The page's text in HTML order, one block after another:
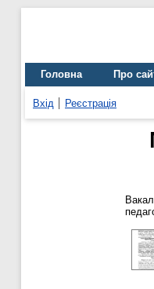
Головна Про
Вхід Реєстрація